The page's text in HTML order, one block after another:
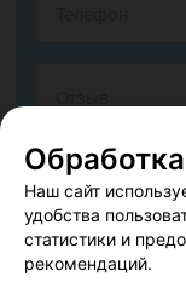
Согласен
Наш сайт
удобства
статистики и
рекомендаций.